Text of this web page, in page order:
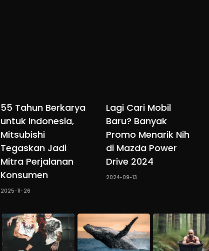
55 Tahun Berkarya
untuk Indonesia,
Mitsubishi
Tegaskan Jadi
Mitra Perjalanan
Konsumen
2025-11-26
Lagi Cari Mobil
Baru? Banyak
Promo Menarik Nih
di Mazda Power
Drive 2024
2024-09-13